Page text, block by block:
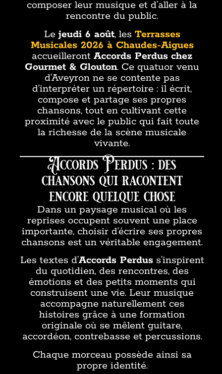
composer leur musique et d’aller à la
rencontre du public.
Le jeudi 6 août, les Terrasses
Musicales 2026 à Chaudes-Aigues
accueillerontAccords Perdus chez
Gourmet & Glouton. Ce quatuor venu
d’Aveyron ne se contente pas
d’interpréter un répertoire : il écrit,
compose et partage ses propres
chansons, tout en cultivant cette
proximité avec le public qui fait toute
la richesse de la scène musicale
vivante.
Accords Perdus : des
chansons qui racontent
encore quelque chose
Dans un paysage musical où les
reprises occupent souvent une place
importante, choisir d’écrire ses propres
chansons est un véritable engagement.
Les textes d’Accords Perduss’inspirent
du quotidien, des rencontres, des
émotions et des petits moments qui
construisent une vie. Leur musique
accompagne naturellement ces
histoires grâce à une formation
originale où se mêlent guitare,
accordéon, contrebasse et percussions.
Chaque morceau possède ainsi sa
propre identité.